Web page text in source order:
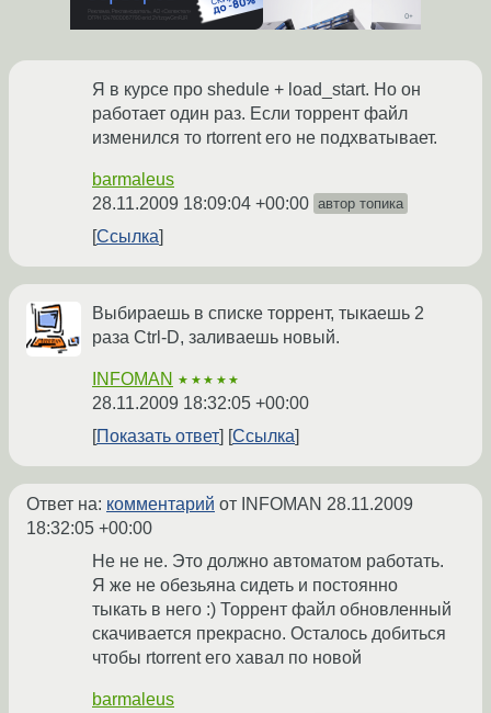
Я в курсе про shedule + load_start. Но он
работает один раз. Если торрент файл
изменился то rtorrent его не подхватывает.
barmaleus
28.11.2009 18:09:04 +00:00 автор топика
Ссылка
Выбираешь в списке торрент, тыкаешь 2
раза Ctrl-D, заливаешь новый.
INFOMAN ★★★★★
28.11.2009 18:32:05 +00:00
Показать ответ
Ссылка
Ответ на: комментарий от INFOMAN 28.11.2009
18:32:05 +00:00
Не не не. Это должно автоматом работать.
Я же не обезьяна сидеть и постоянно
тыкать в него :) Торрент файл обновленный
скачивается прекрасно. Осталось добиться
чтобы rtorrent его хавал по новой
barmaleus